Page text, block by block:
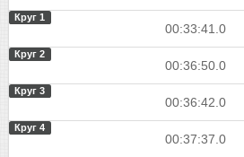
Круг 1
00:33:41.0
Круг 2
00:36:50.0
Круг 3
00:36:42.0
Круг 4
00:37:37.0